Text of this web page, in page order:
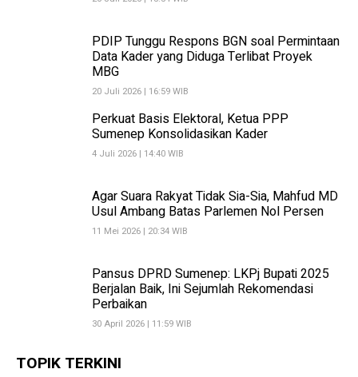
PDIP Tunggu Respons BGN soal Permintaan
Data Kader yang Diduga Terlibat Proyek
MBG
20 Juli 2026 | 16:59 WIB
Perkuat Basis Elektoral, Ketua PPP
Sumenep Konsolidasikan Kader
4 Juli 2026 | 14:40 WIB
Agar Suara Rakyat Tidak Sia-Sia, Mahfud MD
Usul Ambang Batas Parlemen Nol Persen
11 Mei 2026 | 20:34 WIB
Pansus DPRD Sumenep: LKPj Bupati 2025
Berjalan Baik, Ini Sejumlah Rekomendasi
Perbaikan
30 April 2026 | 11:59 WIB
TOPIK TERKINI